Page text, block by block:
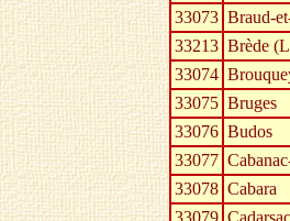
33073 Braud-
33213 Brède
33074
33075 Bruges
33076 Budos
33077
33078 Cabara